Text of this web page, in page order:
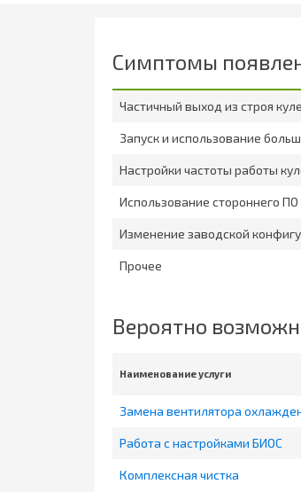
Симптомы
Частичный выход из строя
Запуск и использование
Настройки частоты работы
Использование стороннего
Изменение заводской
Прочее
Вероятно
Наименование услуги
Замена вентилятора
Работа с настройками БИОС
Комплексная чистка